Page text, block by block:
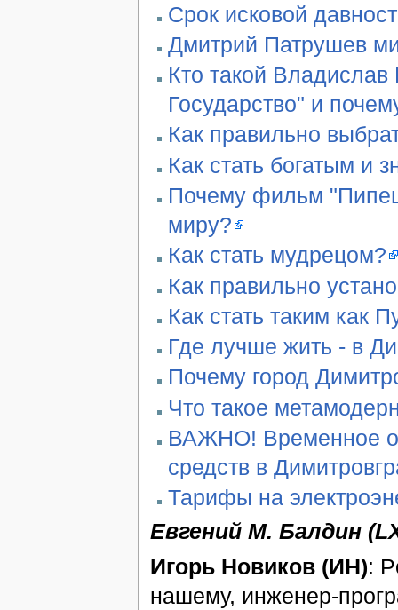
Срок исковой
Дмитрий Патрушев
Кто такой
Государство" и
Как правильно
Как стать богатым и
Почему фильм
миру?
Как стать мудрецом?
Как правильно
Как стать таким как
Где лучше жить - в
Почему город
Что такое
ВАЖНО! Временное
средств в
Тарифы на
Евгений М. Балдин
Игорь Новиков (ИН):
нашему, инженер-